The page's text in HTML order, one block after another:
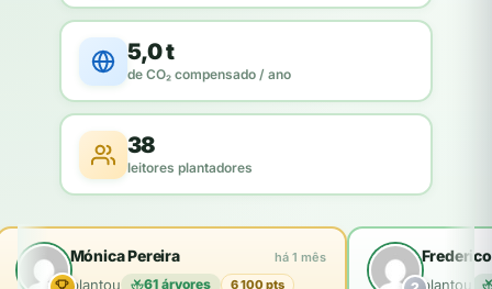
5,0 t
de CO₂ compensado / ano
38
leitores plantadores
Mónica Pereira há 1 mês
plantou 61 árvores 6 100 pts plantou